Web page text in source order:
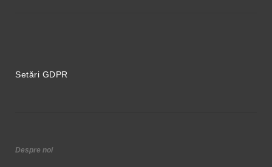
Setări GDPR
Despre noi